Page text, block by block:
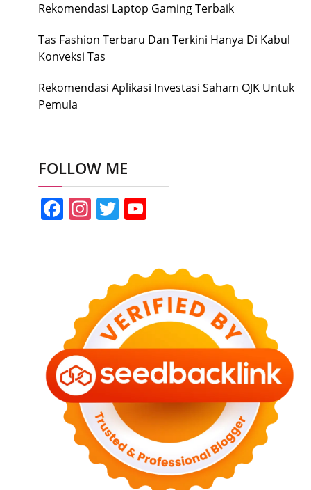
Rekomendasi Laptop Gaming Terbaik
Tas Fashion Terbaru Dan Terkini Hanya Di Kabul
Konveksi Tas
Rekomendasi Aplikasi Investasi Saham OJK Untuk
Pemula
FOLLOW ME
Facebook
Instagram
Twitter